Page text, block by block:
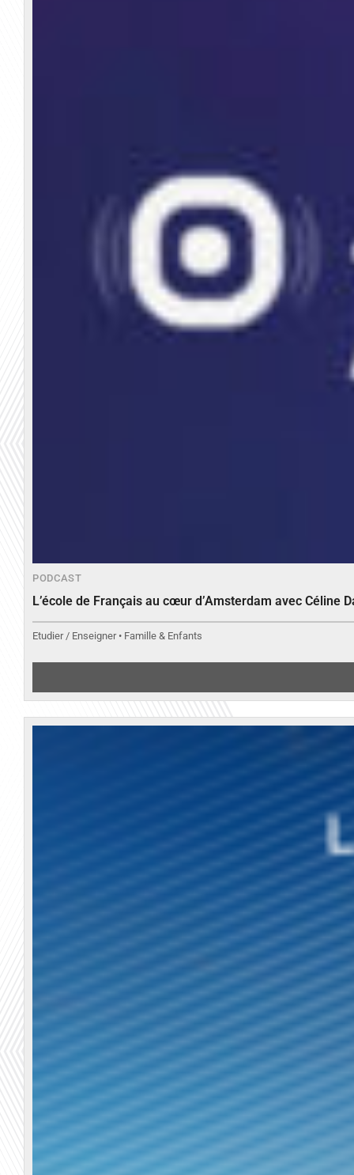
PODCAST
L’école de Français au cœur d’Amsterdam avec Céline
Etudier / Enseigner • Famille & Enfants